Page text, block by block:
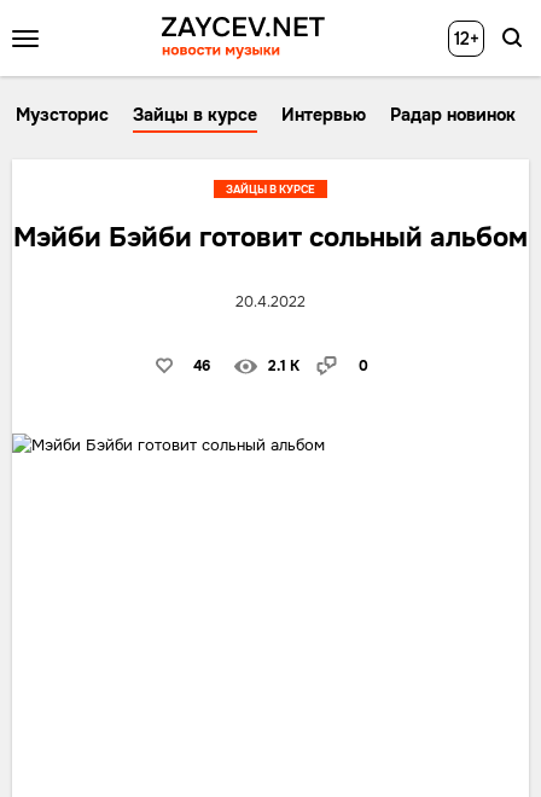
12+
Музсторис Зайцы в курсе Интервью Радар новинок
Мэйби Бэйби готовит сольный альбом
20.4.2022
46 2.1 K 0
ЗАЙЦЫ В КУРСЕ